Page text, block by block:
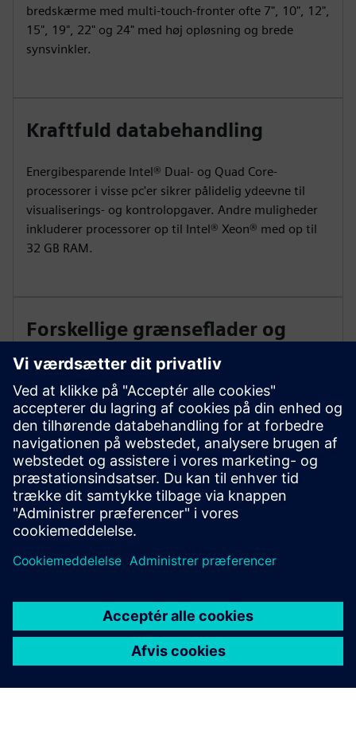
bredskærme med multi-touch-fronter ofte 7", 10", 12",
15", 19", 22" og 24" med høj opløsning og brede
synsvinkler.
Kraftfuld databehandling
Energibesparende Intel® Dual- og Quad Core-
processorer i visse pc'er sikrer pålidelig ydeevne til
visualiserings- og kontrolopgaver. Andre muligheder
inkluderer processorer op til Intel® Xeon® med op til
32 GB RAM.
Forskellige grænseflader og
konfigurationer
Valgmulighederne omfatter 4x USB 3.1, 3x Gbit
Ethernet, RS 232/RS 485/RS 422, M.2 Solid-State-drev
(SSD), 4x USB 3.2 Gen2, 4x Ethernet-interface (RJ45)
og 2x DisplayPort (DP1.4-kompatibel, 1.3 valideret op
til 4kp60).